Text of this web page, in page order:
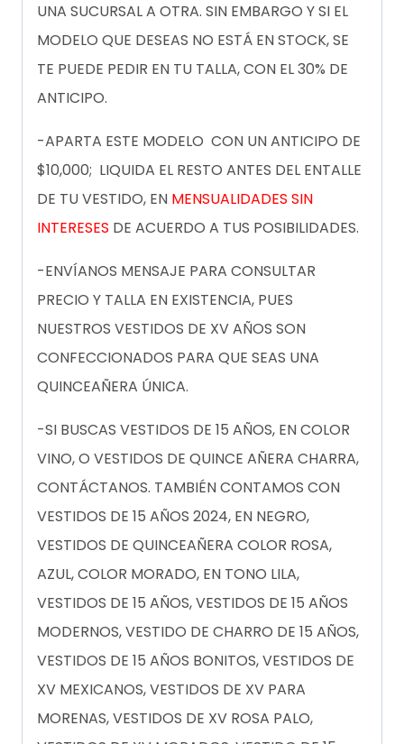
UNA SUCURSAL A OTRA. SIN EMBARGO Y SI EL
MODELO QUE DESEAS NO ESTÁ EN STOCK, SE
TE PUEDE PEDIR EN TU TALLA, CON EL 30% DE
ANTICIPO.
-APARTA ESTE MODELO CON UN ANTICIPO DE
$10,000; LIQUIDA EL RESTO ANTES DEL ENTALLE
DE TU VESTIDO, EN MENSUALIDADES SIN
INTERESES DE ACUERDO A TUS POSIBILIDADES.
-ENVÍANOS MENSAJE PARA CONSULTAR
PRECIO Y TALLA EN EXISTENCIA, PUES
NUESTROS VESTIDOS DE XV AÑOS SON
CONFECCIONADOS PARA QUE SEAS UNA
QUINCEAÑERA ÚNICA.
-SI BUSCAS VESTIDOS DE 15 AÑOS, EN COLOR
VINO, O VESTIDOS DE QUINCE AÑERA CHARRA,
CONTÁCTANOS. TAMBIÉN CONTAMOS CON
VESTIDOS DE 15 AÑOS 2024, EN NEGRO,
VESTIDOS DE QUINCEAÑERA COLOR ROSA,
AZUL, COLOR MORADO, EN TONO LILA,
VESTIDOS DE 15 AÑOS, VESTIDOS DE 15 AÑOS
MODERNOS, VESTIDO DE CHARRO DE 15 AÑOS,
VESTIDOS DE 15 AÑOS BONITOS, VESTIDOS DE
XV MEXICANOS, VESTIDOS DE XV PARA
MORENAS, VESTIDOS DE XV ROSA PALO,